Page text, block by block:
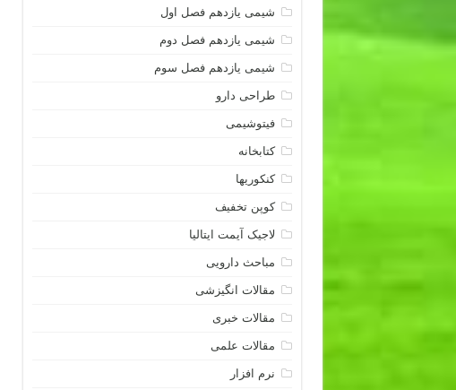
شیمی یازدهم فصل اول
شیمی یازدهم فصل دوم
شیمی یازدهم فصل سوم
طراحی دارو
فیتوشیمی
کتابخانه
کنکوریها
کوپن تخفیف
لاجیک آیمت ایتالیا
مباحث دارویی
مقالات انگیزشی
مقالات خبری
مقالات علمی
نرم افزار